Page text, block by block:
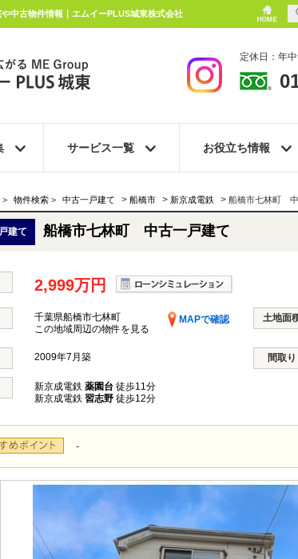
中古物件情報｜エムイーPLUS城東株式会社
定休日：年
サービス一覧 お役立ち情報
> 物件検索 > 中古一戸建て > 船橋市 > 新京成電鉄 > 船橋市七林町
建て 船橋市七林町 中古一戸建て
2,999万円
千葉県船橋市七林町
MAPで確認
この地域周辺の物件を見る
土地面
2009年7月築 間取り
新京成電鉄 薬園台 徒歩11分
新京成電鉄 習志野 徒歩12分
-